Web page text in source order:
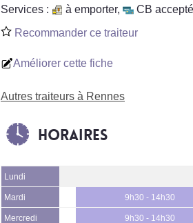
Services :
à emporter, CB
Recommander ce traiteur
Améliorer cette fiche
Autres traiteurs à Rennes
Horaires
Lundi
Mardi 9h30 - 14h30
Mercredi 9h30 - 14h30